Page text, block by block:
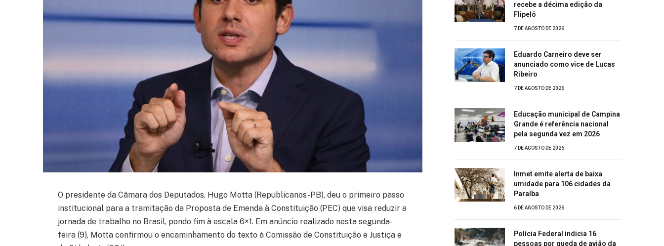
O presidente da Câmara dos Deputados, Hugo Motta (Republicanos-PB), deu o primeiro passo
institucional para a tramitação da Proposta de Emenda à Constituição (PEC) que visa reduzir a
jornada de trabalho no Brasil, pondo fim à escala 6×1. Em anúncio realizado nesta segunda-
feira (9), Motta confirmou o encaminhamento do texto à Comissão de Constituição e Justiça e
recebe a décima edição da
Flipelô
7 DE AGOSTO DE 2026
Eduardo Carneiro deve ser
anunciado como vice de Lucas
Ribeiro
7 DE AGOSTO DE 2026
Educação municipal de Campina
Grande é referência nacional
pela segunda vez em 2026
7 DE AGOSTO DE 2026
Inmet emite alerta de baixa
umidade para 106 cidades da
Paraíba
6 DE AGOSTO DE 2026
Polícia Federal indicia 16
pessoas por queda de avião da